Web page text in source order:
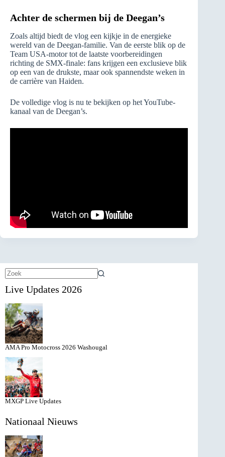
Achter de schermen bij de Deegan’s
Zoals altijd biedt de vlog een kijkje in de energieke
wereld van de Deegan-familie. Van de eerste blik op de
Team USA-motor tot de laatste voorbereidingen
richting de SMX-finale: fans krijgen een exclusieve blik
op een van de drukste, maar ook spannendste weken in
de carrière van Haiden.
De volledige vlog is nu te bekijken op het YouTube-
kanaal van de Deegan’s.
resultaten
Live Updates 2026
AMA Pro Motocross 2026 Washougal
MXGP Live Updates
Nationaal Nieuws